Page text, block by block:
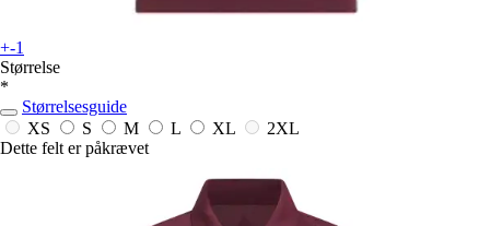
+-1
Størrelse
*
Størrelsesguide
XS
S M L XL
2XL
Dette felt er påkrævet